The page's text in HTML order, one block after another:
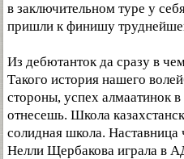
в заключительном туре у
пришли к финишу
Из дебютанток да сразу в
Такого история нашего
стороны, успех алмаатинок
отнесешь. Школа
солидная школа.
Нелли Щербакова играла в